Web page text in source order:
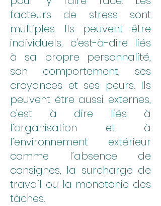
facteurs de stress sont
multiples. Ils peuvent être
individuels, c'est-à-dire liés
à sa propre personnalité,
son comportement, ses
croyances et ses peurs. Ils
peuvent être aussi externes,
c’est à dire liés à
l’organisation et à
l’environnement extérieur
comme l’absence de
consignes, la surcharge de
travail ou la monotonie des
tâches.